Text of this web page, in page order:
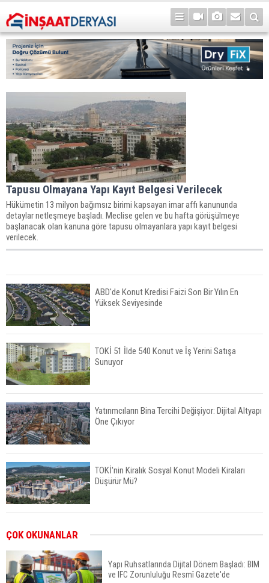
Tapusu Olmayana Yapı Kayıt Belgesi Verilecek
Hükümetin 13 milyon bağımsız birimi kapsayan imar affı kanununda
detaylar netleşmeye başladı. Meclise gelen ve bu hafta görüşülmeye
başlanacak olan kanuna göre tapusu olmayanlara yapı kayıt belgesi
verilecek.
ABD'de Konut Kredisi Faizi Son Bir Yılın En
Yüksek Seviyesinde
TOKİ 51 İlde 540 Konut ve İş Yerini Satışa
Sunuyor
Yatırımcıların Bina Tercihi Değişiyor: Dijital Altyapı
Öne Çıkıyor
TOKİ'nin Kiralık Sosyal Konut Modeli Kiraları
Düşürür Mü?
ÇOK OKUNANLAR
Yapı Ruhsatlarında Dijital Dönem Başladı: BIM
ve IFC Zorunluluğu Resmî Gazete'de